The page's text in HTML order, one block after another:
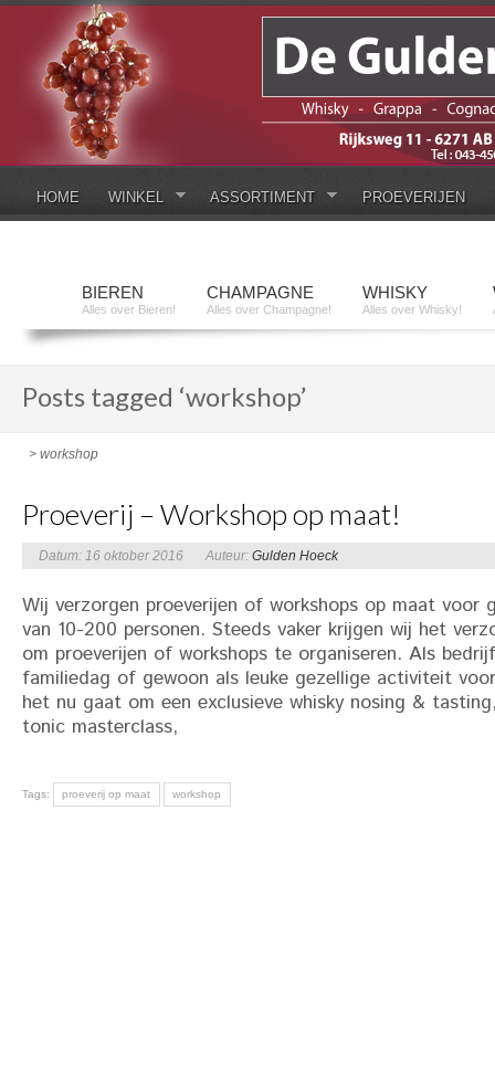
HOME WINKEL ASSORTIMENT PROEVERIJEN
BIEREN
Alles over Bieren!
CHAMPAGNE
Alles over Champagne!
WHISKY
Alles over Whisky!
Posts tagged ‘workshop’
> workshop
Proeverij – Workshop op maat!
Datum: 16 oktober 2016 Auteur: Gulden Hoeck
Wij verzorgen proeverijen of workshops op maat voor
van 10-200 personen. Steeds vaker krijgen wij het
om proeverijen of workshops te organiseren. Als
familiedag of gewoon als leuke gezellige activiteit
het nu gaat om een exclusieve whisky nosing &
tonic masterclass,
Tags: proeverij op maat workshop